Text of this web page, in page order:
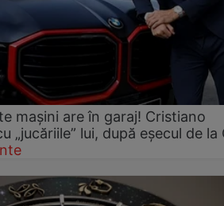
mașini are în garaj! Cristiano
„jucăriile” lui, după eșecul de la